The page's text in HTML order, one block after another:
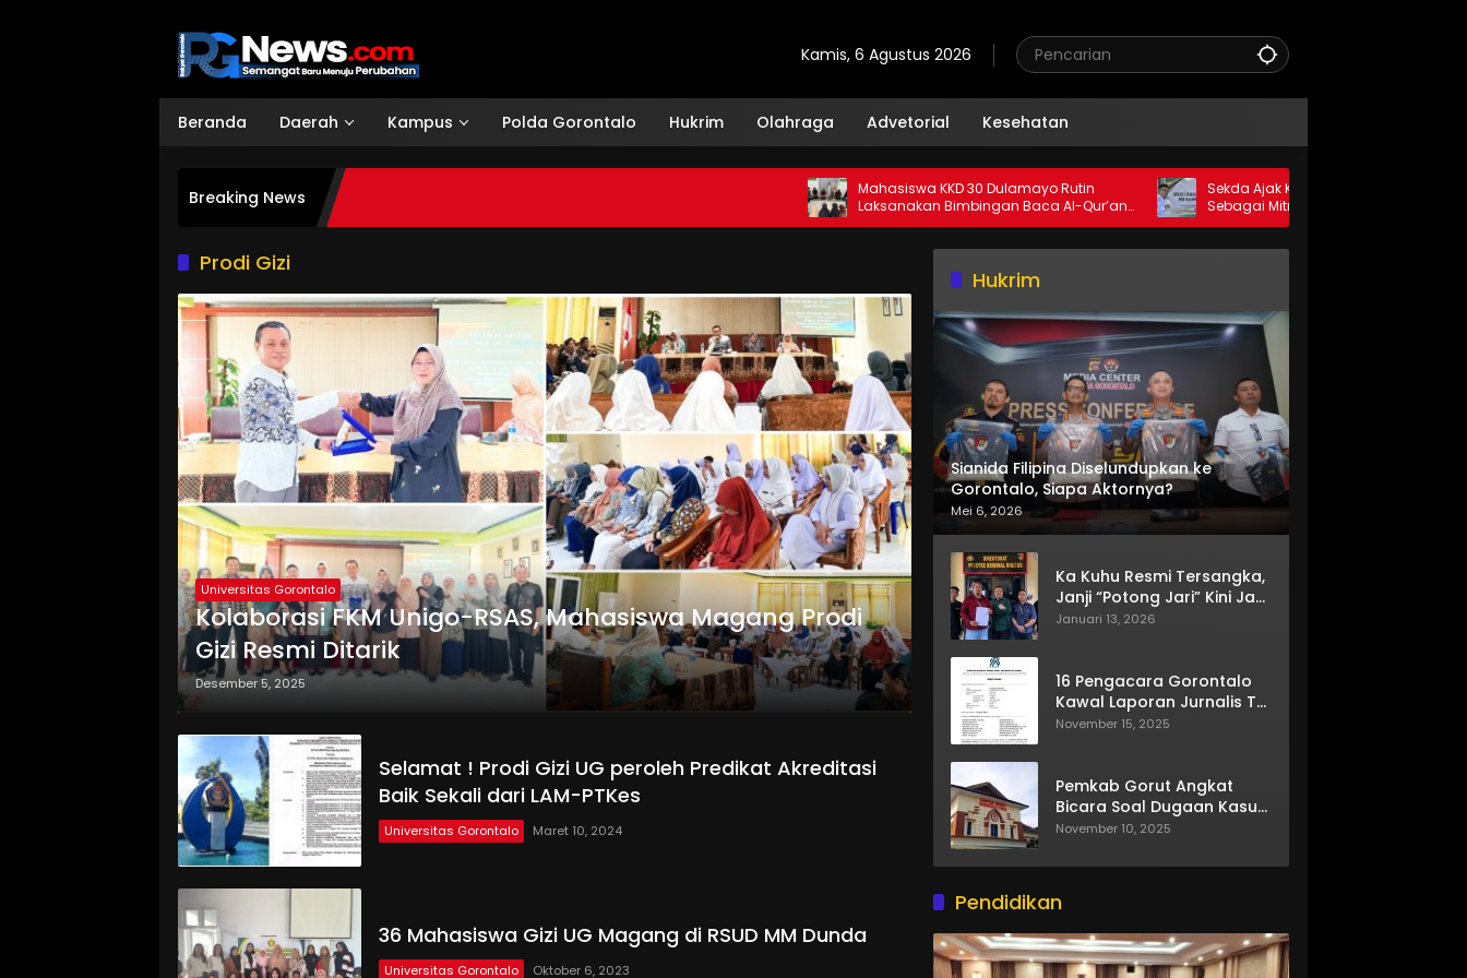
Kamis, 6 Agustus 2026
Beranda Daerah Kampus Polda Gorontalo Hukrim Olahraga Advetorial Kesehatan
Breaking News
Mahasiswa KKD 30 Dulamayo Rutin
Laksanakan Bimbingan Baca Al-Qur’an
bagi Santri TPQ Fastabiqul Khairat
Sekda Ajak KAHMI Perkuat Sinergi
Sebagai Mitra Pemerintah
Prodi Gizi
Universitas Gorontalo
Kolaborasi FKM Unigo-RSAS, Mahasiswa Magang Prodi
Gizi Resmi Ditarik
Desember 5, 2025
Selamat ! Prodi Gizi UG peroleh Predikat Akreditasi
Baik Sekali dari LAM-PTKes
Universitas Gorontalo Maret 10, 2024
36 Mahasiswa Gizi UG Magang di RSUD MM Dunda
Universitas Gorontalo Oktober 6, 2023
Hukrim
Sianida Filipina Diselundupkan ke
Gorontalo, Siapa Aktornya?
Mei 6, 2026
Ka Kuhu Resmi Tersangka,
Janji “Potong Jari” Kini Jadi
Bumerang
Januari 13, 2026
16 Pengacara Gorontalo
Kawal Laporan Jurnalis TV
One
November 15, 2025
Pemkab Gorut Angkat
Bicara Soal Dugaan Kasus
Asusila Oknum ASN
November 10, 2025
Pendidikan